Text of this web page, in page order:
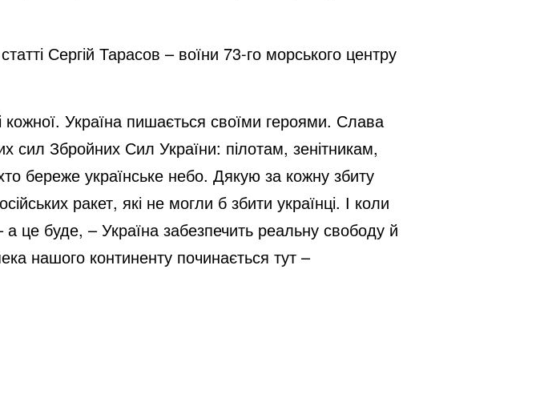
Сергій Тарасов – воїни 73-го морського центру
Україна пишається своїми героями. Слава
сил Збройних Сил України: пілотам, зенітникам,
береже українське небо. Дякую за кожну збиту
ракет, які не могли б збити українці. І коли
це буде, – Україна забезпечить реальну свободу й
нашого континенту починається тут –